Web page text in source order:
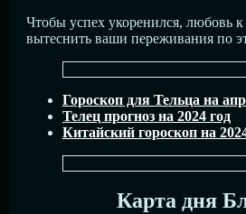
Чтобы успех укоренился, любовь
вытеснить ваши переживания по
Гороскоп для Тельца на
Телец прогноз на 2024 год
Китайский гороскоп на
Карта дня